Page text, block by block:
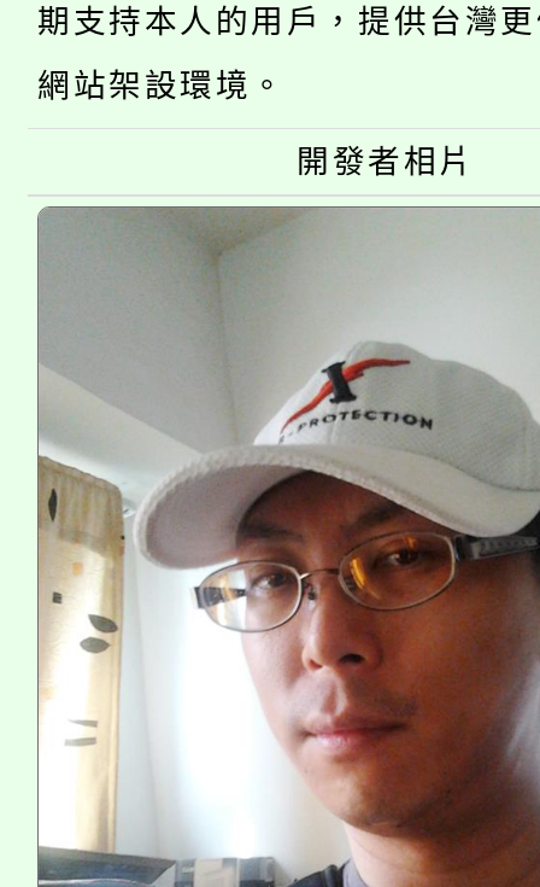
視費優惠，中低收入戶
半價優惠，詳情可洽有
大園自造教育及科技中
份教師增能研習
大溪自造教育及科技中
份教師研習
淨零綠生活教案入校路
會
115年食農教育專業人
期支持本人的用戶，提供台灣
網站架設環境。
開發者相片